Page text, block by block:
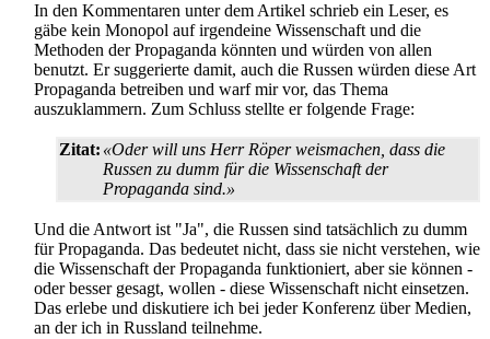
In den Kommentaren unter dem Artikel schrieb ein Leser, es
gäbe kein Monopol auf irgendeine Wissenschaft und die
Methoden der Propaganda könnten und würden von allen
benutzt. Er suggerierte damit, auch die Russen würden diese Art
Propaganda betreiben und warf mir vor, das Thema
auszuklammern. Zum Schluss stellte er folgende Frage:
Zitat: «Oder will uns Herr Röper weismachen, dass die
Russen zu dumm für die Wissenschaft der
Propaganda sind.»
Und die Antwort ist "Ja", die Russen sind tatsächlich zu dumm
für Propaganda. Das bedeutet nicht, dass sie nicht verstehen, wie
die Wissenschaft der Propaganda funktioniert, aber sie können -
oder besser gesagt, wollen - diese Wissenschaft nicht einsetzen.
Das erlebe und diskutiere ich bei jeder Konferenz über Medien,
an der ich in Russland teilnehme.